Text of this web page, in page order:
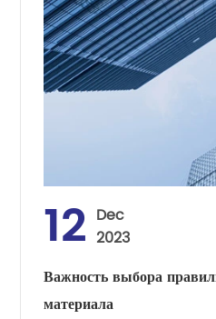
12 Dec
2023
Важность выбора
материала